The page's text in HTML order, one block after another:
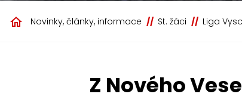
Novinky, články, informace St. žáci Liga
Z Nového